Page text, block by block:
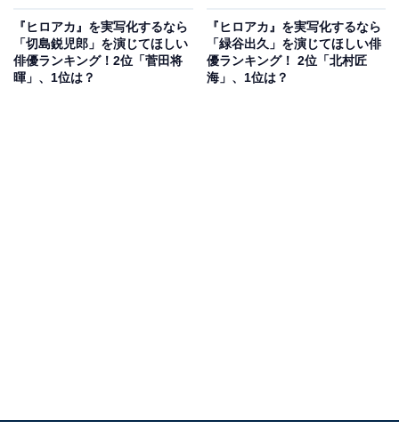
映画『東京リベンジャーズ』シリーズでは、側頭部を剃
り上げた姿が印象的なドラケン役がハマり役に。山田さ
んがヒロアカの世界をどう表現するか、期待が寄せられ
『ヒロアカ』を実写化するなら
「切島鋭児郎」を演じてほしい
俳優ランキング！2位「菅田将
暉」、1位は？
『ヒロアカ』を実写化するなら
「緑谷出久」を演じてほしい俳
優ランキング！ 2位「北村匠
海」、1位は？